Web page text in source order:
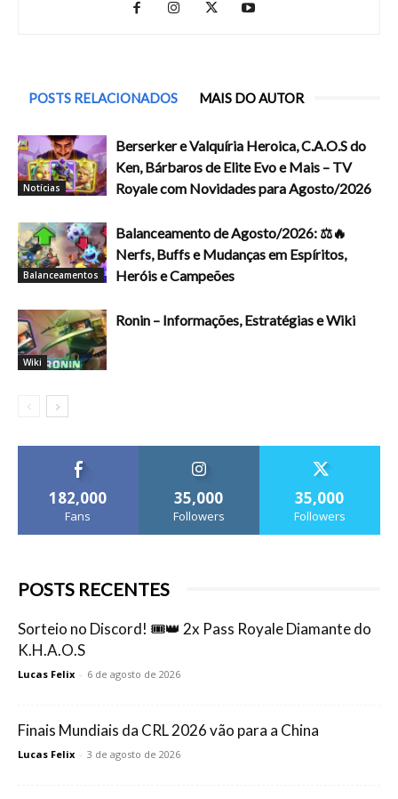
POSTS RELACIONADOS MAIS DO AUTOR
Notícias
Berserker e Valquíria Heroica, C.A.O.S do
Ken, Bárbaros de Elite Evo e Mais – TV
Royale com Novidades para Agosto/2026
Balanceamentos
Balanceamento de Agosto/2026: ⚖️🔥
Nerfs, Buffs e Mudanças em Espíritos,
Heróis e Campeões
Wiki
Ronin – Informações, Estratégias e Wiki
182,000
Fans
35,000
Followers
35,000
Followers
POSTS RECENTES
Sorteio no Discord! 🎟️👑 2x Pass Royale Diamante do
K.H.A.O.S
Lucas Felix - 6 de agosto de 2026
Finais Mundiais da CRL 2026 vão para a China
Lucas Felix - 3 de agosto de 2026